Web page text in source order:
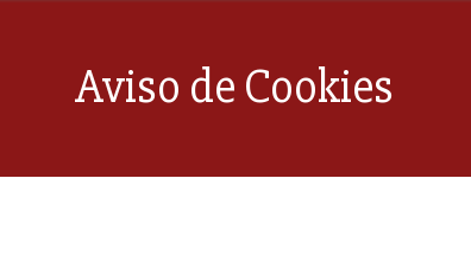
Aviso de Cookies